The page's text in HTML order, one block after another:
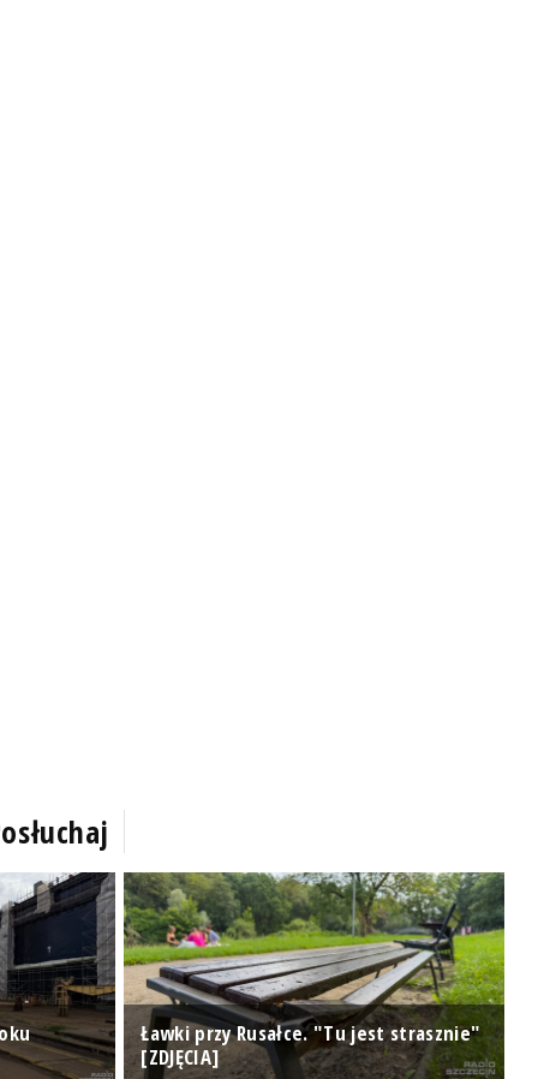
Ławki przy Rusałce. "Tu jest strasznie"
[ZDJĘCIA]